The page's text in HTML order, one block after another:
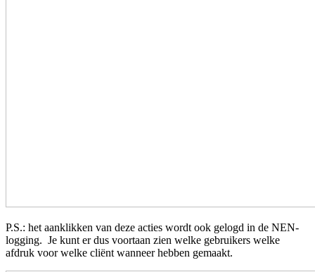
P.S.: het aanklikken van deze acties wordt ook gelogd in de NEN-
logging. Je kunt er dus voortaan zien welke gebruikers welke
afdruk voor welke cliënt wanneer hebben gemaakt.